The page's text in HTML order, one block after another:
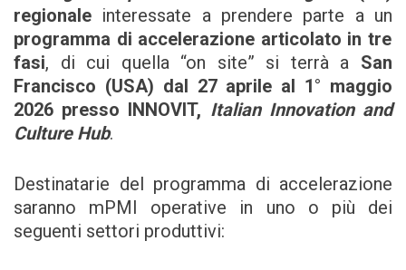
regionale interessate a prendere parte a un
programma di accelerazione articolato in tre
fasi, di cui quella “on site” si terrà a San
Francisco (USA) dal 27 aprile al 1° maggio
2026 presso INNOVIT, Italian Innovation and
Culture Hub.
Destinatarie del programma di accelerazione
saranno mPMI operative in uno o più dei
seguenti settori produttivi: